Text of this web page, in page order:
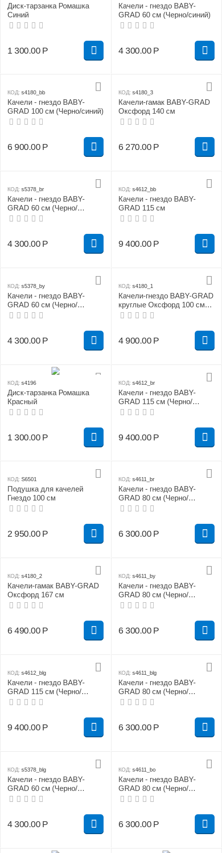
Диск-тарзанка Ромашка
Синий
1 300.00 Р
Качели - гнездо BABY-
GRAD 60 см (Черно/синий)
4 300.00 Р
КОД: s4180_bb
Качели - гнездо BABY-
GRAD 100 см (Черно/синий)
6 900.00 Р
КОД: s4180_3
Качели-гамак BABY-GRAD
Оксфорд 140 см
6 270.00 Р
КОД: s5378_br
Качели - гнездо BABY-
GRAD 60 см (Черно/
красный)
4 300.00 Р
КОД: s4612_bb
Качели - гнездо BABY-
GRAD 115 см
9 400.00 Р
КОД: s5378_by
Качели - гнездо BABY-
GRAD 60 см (Черно/
желтый)
4 300.00 Р
КОД: s4180_1
Качели-гнездо BABY-GRAD
круглые Оксфорд 100 см
зеленые
4 900.00 Р
КОД: s4196
Диск-тарзанка Ромашка
Красный
1 300.00 Р
КОД: s4612_br
Качели - гнездо BABY-
GRAD 115 см (Черно/
красный)
9 400.00 Р
КОД: S6501
Подушка для качелей
Гнездо 100 см
2 950.00 Р
КОД: s4611_br
Качели - гнездо BABY-
GRAD 80 см (Черно/
красный)
6 300.00 Р
КОД: s4180_2
Качели-гамак BABY-GRAD
Оксфорд 167 см
6 490.00 Р
КОД: s4611_by
Качели - гнездо BABY-
GRAD 80 см (Черно/
желтый)
6 300.00 Р
КОД: s4612_blg
Качели - гнездо BABY-
GRAD 115 см (Черно/
салатовый)
9 400.00 Р
КОД: s4611_blg
Качели - гнездо BABY-
GRAD 80 см (Черно/
салатовый)
6 300.00 Р
КОД: s5378_blg
Качели - гнездо BABY-
GRAD 60 см (Черно/
салатовый)
4 300.00 Р
КОД: s4611_bo
Качели - гнездо BABY-
GRAD 80 см (Черно/
оранжевый)
6 300.00 Р